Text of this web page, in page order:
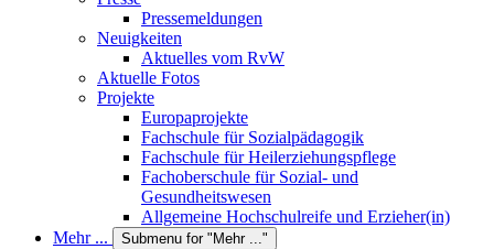
Pressemeldungen
Neuigkeiten
Aktuelles vom RvW
Aktuelle Fotos
Projekte
Europaprojekte
Fachschule für Sozialpädagogik
Fachschule für Heilerziehungspflege
Fachoberschule für Sozial- und
Gesundheitswesen
Allgemeine Hochschulreife und Erzieher(in)
Mehr ...
Submenu for "Mehr ..."